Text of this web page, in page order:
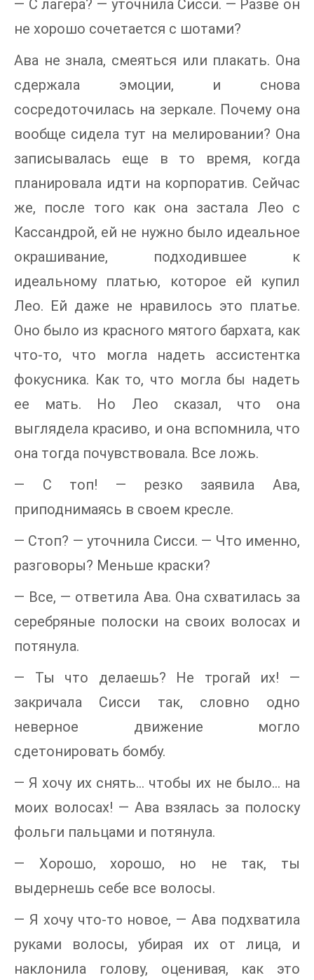
— С лагера? — уточнила Сисси. — Разве он
не хорошо сочетается с шотами?
Ава не знала, смеяться или плакать. Она
сдержала эмоции, и снова
сосредоточилась на зеркале. Почему она
вообще сидела тут на мелировании? Она
записывалась еще в то время, когда
планировала идти на корпоратив. Сейчас
же, после того как она застала Лео с
Кассандрой, ей не нужно было идеальное
окрашивание, подходившее к
идеальному платью, которое ей купил
Лео. Ей даже не нравилось это платье.
Оно было из красного мятого бархата, как
что-то, что могла надеть ассистентка
фокусника. Как то, что могла бы надеть
ее мать. Но Лео сказал, что она
выглядела красиво, и она вспомнила, что
она тогда почувствовала. Все ложь.
— C топ! — резко заявила Ава,
приподнимаясь в своем кресле.
— Стоп? — уточнила Сисси. — Что именно,
разговоры? Меньше краски?
— Все, — ответила Ава. Она схватилась за
серебряные полоски на своих волосах и
потянула.
— Ты что делаешь? Не трогай их! —
закричала Сисси так, словно одно
неверное движение могло
сдетонировать бомбу.
— Я хочу их снять… чтобы их не было… на
моих волосах! — Ава взялась за полоску
фольги пальцами и потянула.
— Хорошо, хорошо, но не так, ты
выдернешь себе все волосы.
— Я хочу что-то новое, — Ава подхватила
руками волосы, убирая их от лица, и
наклонила голову, оценивая, как это